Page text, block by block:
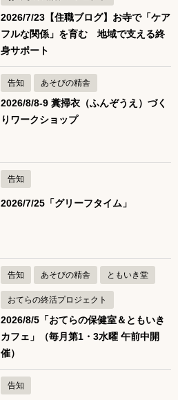
2026/7/23【住職ブログ】お寺で「ケア
フルな関係」を育む 地域で支える終
身サポート
告知 あそびの精舎
2026/8/8-9 糞掃衣（ふんぞうえ）づく
りワークショップ
告知
2026/7/25「グリーフタイム」
告知 あそびの精舎 ともいき堂
おてらの終活プロジェクト
2026/8/5「おてらの保健室＆ともいき
カフェ」（毎月第1・3水曜 午前中開
催）
告知